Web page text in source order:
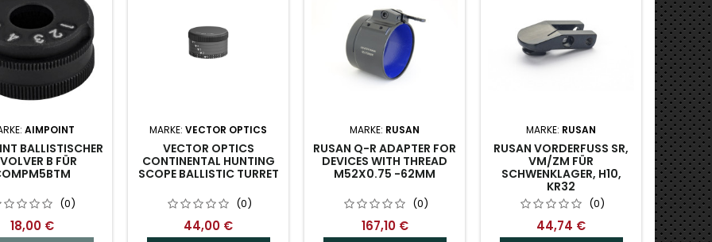
AIMPOINT
BALLISTISCHER
B FÜR
(0)
18,00 €
MARKE: VECTOR OPTICS
VECTOR OPTICS
CONTINENTAL HUNTING
SCOPE BALLISTIC TURRET
(0)
44,00 €
MARKE: RUSAN
RUSAN Q-R ADAPTER FOR
DEVICES WITH THREAD
M52X0.75 -62MM
(0)
167,10 €
MARKE: RUSAN
RUSAN VORDERFUSS SR, V
M/ZM FÜR S
CHWENKLAGER, H10, K
R32
(0)
44,74 €
RUSAN
19,8 X